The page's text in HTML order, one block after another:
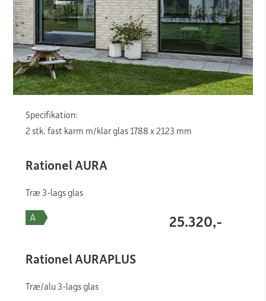
Specifikation:
2 stk. fast karm m/klar glas 1788 x 2123 mm
Rationel AURA
Træ 3-lags glas
25.320,-
Rationel AURAPLUS
Træ/alu 3-lags glas